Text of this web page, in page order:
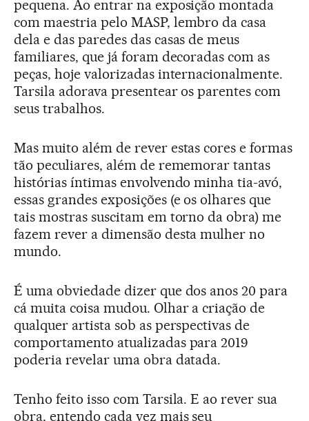
pequena. Ao entrar na exposição montada
com maestria pelo MASP, lembro da casa
dela e das paredes das casas de meus
familiares, que já foram decoradas com as
peças, hoje valorizadas internacionalmente.
Tarsila adorava presentear os parentes com
seus trabalhos.
Mas muito além de rever estas cores e formas
tão peculiares, além de rememorar tantas
histórias íntimas envolvendo minha tia-avó,
essas grandes exposições (e os olhares que
tais mostras suscitam em torno da obra) me
fazem rever a dimensão desta mulher no
mundo.
É uma obviedade dizer que dos anos 20 para
cá muita coisa mudou. Olhar a criação de
qualquer artista sob as perspectivas de
comportamento atualizadas para 2019
poderia revelar uma obra datada.
Tenho feito isso com Tarsila. E ao rever sua
obra, entendo cada vez mais seu